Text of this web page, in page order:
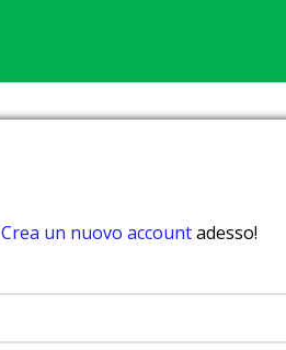
Crea un nuovo accountadesso!